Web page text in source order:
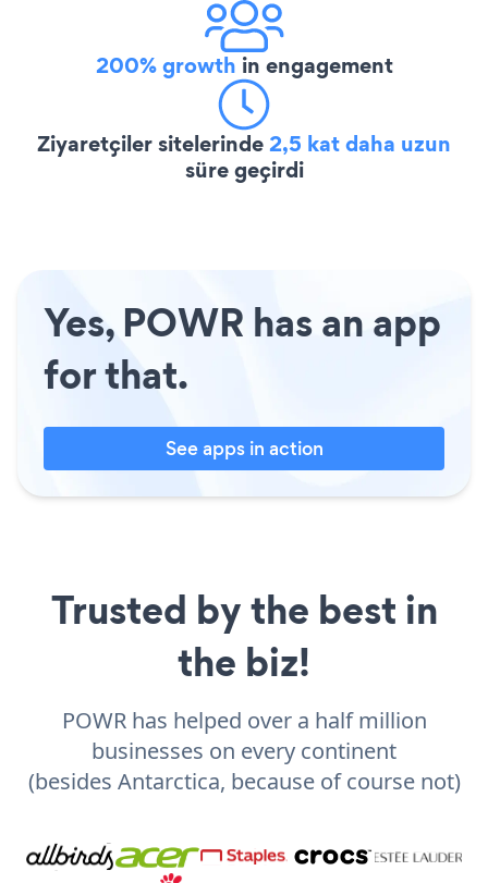
200% growth in engagement
Ziyaretçiler sitelerinde2,5 kat daha uzun
süre geçirdi
Yes, POWR has an app
for that.
See apps in action
Trusted by the best in
the biz!
POWR has helped over a half million
businesses on every continent
(besides Antarctica, because of course not)